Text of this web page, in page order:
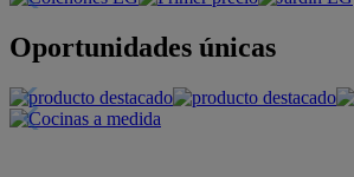
Oportunidades únicas